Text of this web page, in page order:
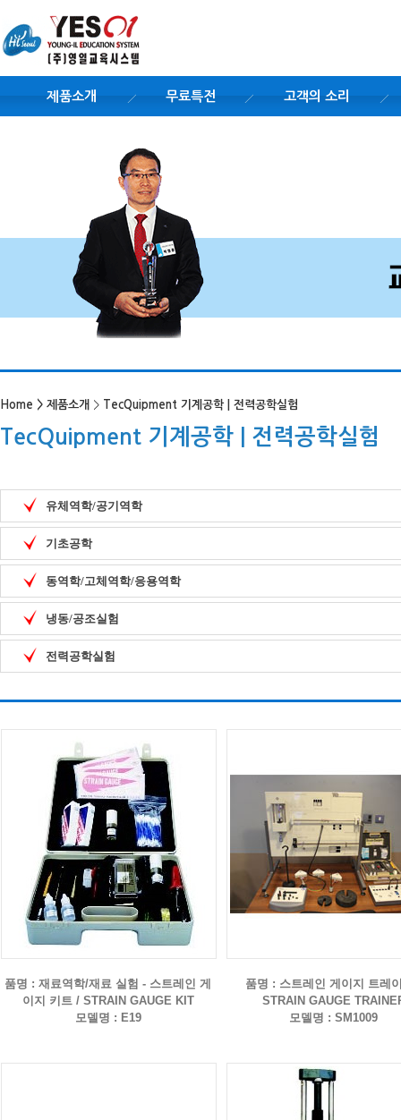
제품소개 무료특전 고객의 소리
Home > 제품소개 > TecQuipment 기계공학 | 전력공학실험
TecQuipment 기계공학 | 전력공학실험
유체역학/공기역학
기초공학
동역학/고체역학/응용역학
냉동/공조실험
전력공학실험
품명 : 재료역학/재료 실험 - 스트레인 게
이지 키트 / STRAIN GAUGE KIT
모델명 : E19
품명 : 스트레인 게이지 트레
STRAIN GAUGE
모델명 : SM1009